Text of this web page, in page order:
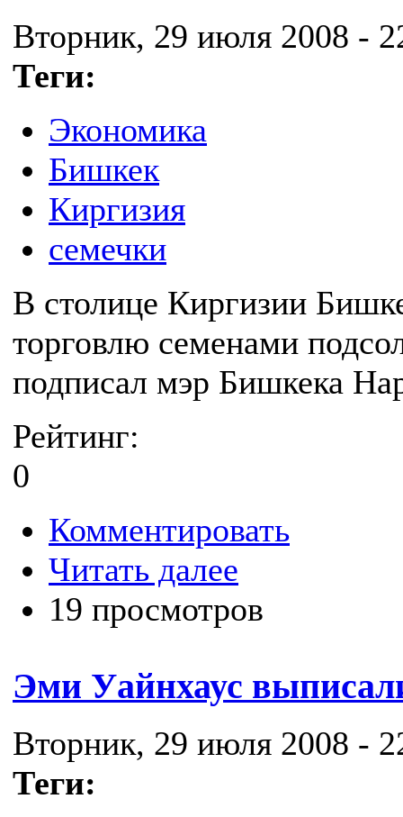
Вторник, 29 июля 2008 -
Теги:
Экономика
Бишкек
Киргизия
семечки
В столице Киргизии
торговлю семенами
подписал мэр Бишкека
Рейтинг:
0
Комментировать
Читать далее
19 просмотров
Эми Уайнхаус
Вторник, 29 июля 2008 -
Теги: